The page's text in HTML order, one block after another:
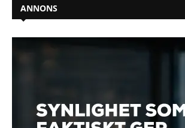
ANNONS